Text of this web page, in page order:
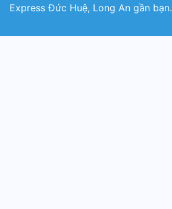
Express Đức Huệ, Long An gần bạn.